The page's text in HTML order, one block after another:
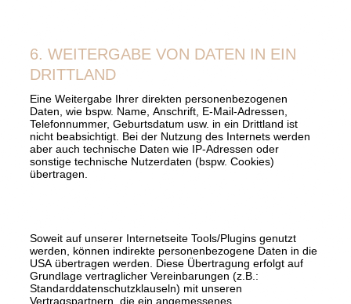
6. WEITERGABE VON DATEN IN EIN
DRITTLAND
Eine Weitergabe Ihrer direkten personenbezogenen
Daten, wie bspw. Name, Anschrift, E-Mail-Adressen,
Telefonnummer, Geburtsdatum usw. in ein Drittland ist
nicht beabsichtigt. Bei der Nutzung des Internets werden
aber auch technische Daten wie IP-Adressen oder
sonstige technische Nutzerdaten (bspw. Cookies)
übertragen.
Soweit auf unserer Internetseite Tools/Plugins genutzt
werden, können indirekte personenbezogene Daten in die
USA übertragen werden. Diese Übertragung erfolgt auf
Grundlage vertraglicher Vereinbarungen (z.B.:
Standarddatenschutzklauseln) mit unseren
Vertragspartnern, die ein angemessenes